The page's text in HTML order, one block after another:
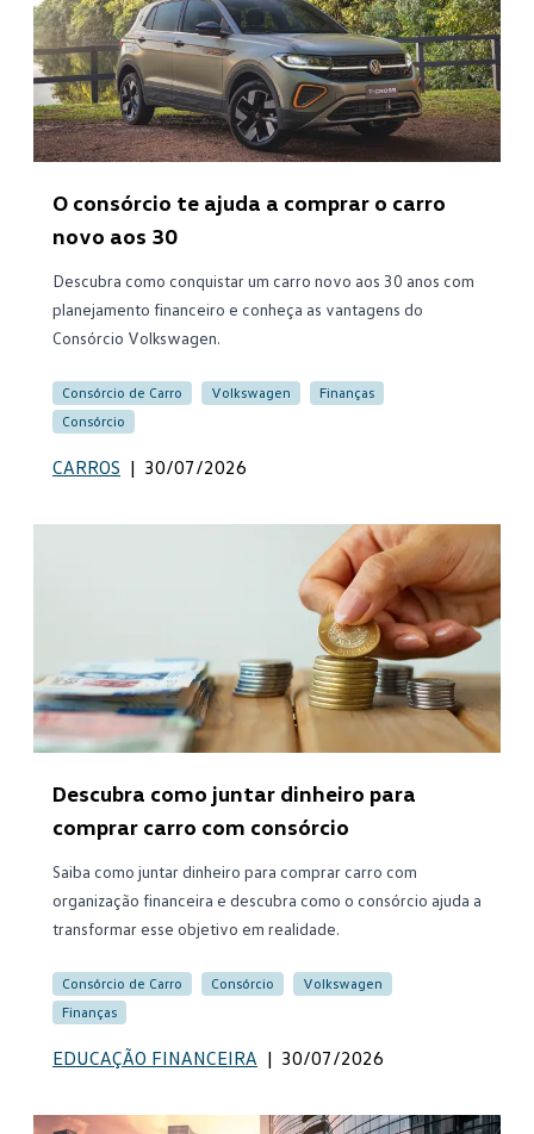
O consórcio te ajuda a comprar o carro
novo aos 30
Descubra como conquistar um carro novo aos 30 anos com
planejamento financeiro e conheça as vantagens do
Consórcio Volkswagen.
Consórcio de Carro Volkswagen
Finanças
Consórcio
CARROS | 30/07/2026
Descubra como juntar dinheiro para
comprar carro com consórcio
Saiba como juntar dinheiro para comprar carro com
organização financeira e descubra como o consórcio ajuda a
transformar esse objetivo em realidade.
Consórcio de Carro Consórcio
Volkswagen
Finanças
EDUCAÇÃO FINANCEIRA | 30/07/2026